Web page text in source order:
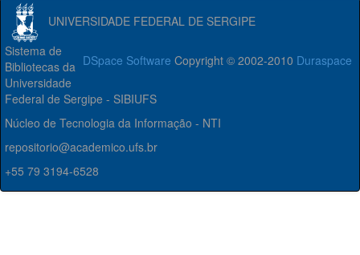
UNIVERSIDADE FEDERAL DE SERGIPE
DSpace Software Copyright © 2002-2010 Duraspace
Sistema de
Bibliotecas da
Universidade
Federal de Sergipe - SIBIUFS
Núcleo de Tecnologia da Informação - NTI
repositorio@academico.ufs.br
+55 79 3194-6528